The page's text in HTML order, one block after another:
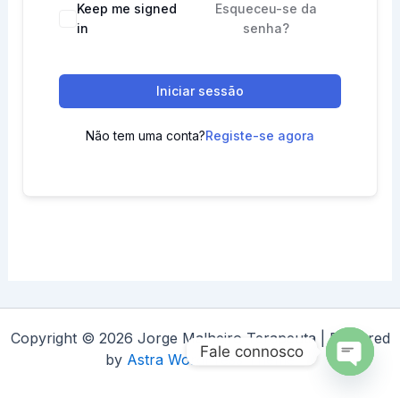
Keep me signed
in
Esqueceu-se da
senha?
Iniciar sessão
Não tem uma conta?Registe-se agora
Copyright © 2026 Jorge Malheiro Terapeuta | Powered
by Astra WordPress Theme
Fale connosco